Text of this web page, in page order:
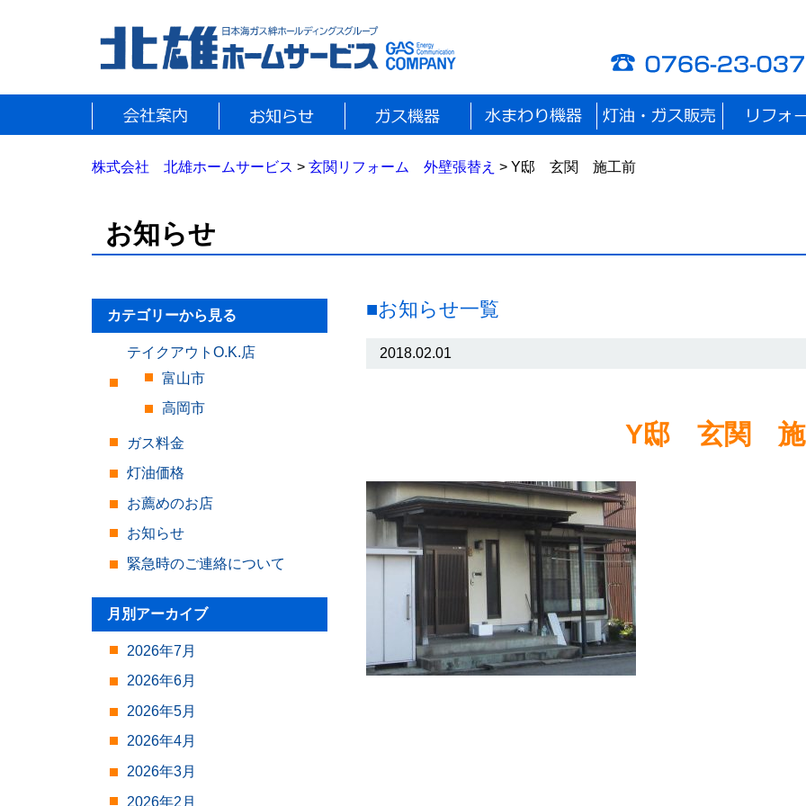
株式会社 北雄ホームサービス > 玄関リフォーム 外壁張替え > Y邸 玄関 施工前
お知らせ
カテゴリーから見る
テイクアウトO.K.店
富山市
高岡市
ガス料金
灯油価格
お薦めのお店
お知らせ
緊急時のご連絡について
月別アーカイブ
2026年7月
2026年6月
2026年5月
2026年4月
2026年3月
2026年2月
■お知らせ一覧
2018.02.01
Y邸 玄関 施